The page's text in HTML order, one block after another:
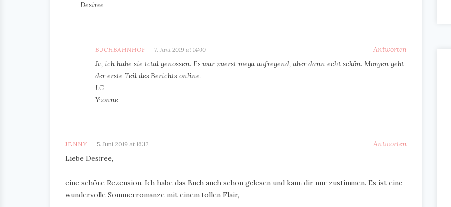
Desiree
BUCHBAHNHOF 7. Juni 2019 at 14:00
Antworten
Ja, ich habe sie total genossen. Es war zuerst mega aufregend, aber dann echt schön. Morgen geht
der erste Teil des Berichts online.
LG
Yvonne
JENNY 5. Juni 2019 at 16:12
Antworten
Liebe Desiree,
eine schöne Rezension. Ich habe das Buch auch schon gelesen und kann dir nur zustimmen. Es ist eine
wundervolle Sommerromanze mit einem tollen Flair,